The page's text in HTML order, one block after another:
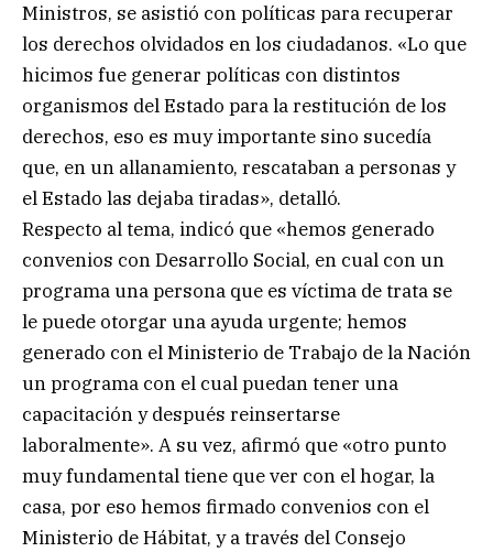
Ministros, se asistió con políticas para recuperar
los derechos olvidados en los ciudadanos. «Lo que
hicimos fue generar políticas con distintos
organismos del Estado para la restitución de los
derechos, eso es muy importante sino sucedía
que, en un allanamiento, rescataban a personas y
el Estado las dejaba tiradas», detalló.
Respecto al tema, indicó que «hemos generado
convenios con Desarrollo Social, en cual con un
programa una persona que es víctima de trata se
le puede otorgar una ayuda urgente; hemos
generado con el Ministerio de Trabajo de la Nación
un programa con el cual puedan tener una
capacitación y después reinsertarse
laboralmente». A su vez, afirmó que «otro punto
muy fundamental tiene que ver con el hogar, la
casa, por eso hemos firmado convenios con el
Ministerio de Hábitat, y a través del Consejo